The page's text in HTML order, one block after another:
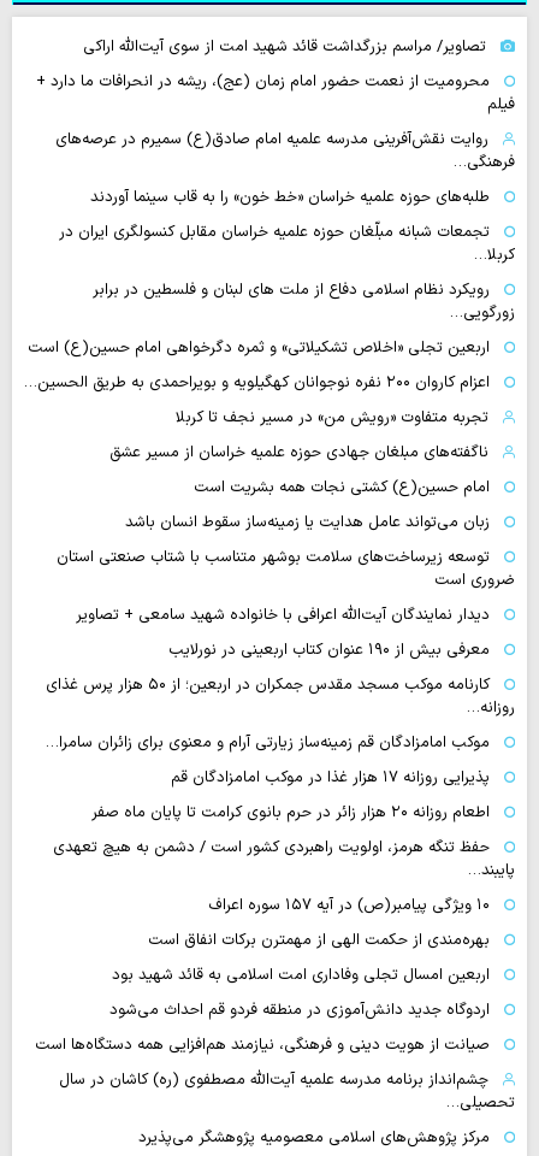
تصاویر/ مراسم بزرگداشت قائد شهید امت از سوی آیت‌الله اراکی
محرومیت از نعمت حضور امام زمان (عج)، ریشه در انحرافات ما دارد +
فیلم
روایت نقش‌آفرینی مدرسه علمیه امام صادق(ع) سمیرم در عرصه‌های
فرهنگی…
طلبه‌های حوزه علمیه خراسان «خط خون» را به قاب سینما آوردند
تجمعات شبانه مبلّغان حوزه علمیه خراسان مقابل کنسولگری ایران در
کربلا…
رویکرد نظام اسلامی دفاع از ملت های لبنان و فلسطین در برابر
زورگویی…
اربعین تجلی «اخلاص تشکیلاتی» و ثمره دگرخواهی امام حسین(ع) است
اعزام کاروان ۲۰۰ نفره نوجوانان کهگیلویه و بویراحمدی به طریق الحسین…
تجربه متفاوت «رویش من» در مسیر نجف تا کربلا
ناگفته‌های مبلغان جهادی حوزه علمیه خراسان از مسیر عشق
امام حسین(ع) کشتی نجات همه بشریت است
زبان می‌تواند عامل هدایت یا زمینه‌ساز سقوط انسان باشد
توسعه زیرساخت‌های سلامت بوشهر متناسب با شتاب صنعتی استان
ضروری است
دیدار نمایندگان آیت‌الله اعرافی با خانواده شهید سامعی + تصاویر
معرفی بیش از ۱۹۰ عنوان کتاب اربعینی در نورلایب
کارنامه موکب مسجد مقدس جمکران در اربعین؛ از ۵۰ هزار پرس غذای
روزانه…
موکب امامزادگان قم زمینه‌ساز زیارتی آرام و معنوی برای زائران سامرا…
پذیرایی روزانه ۱۷ هزار غذا در موکب امامزادگان قم
اطعام روزانه ۲۰ هزار زائر در حرم بانوی کرامت تا پایان ماه صفر
حفظ تنگه هرمز، اولویت راهبردی کشور است / دشمن به هیچ تعهدی
پایبند…
۱۰ ویژگی پیامبر(ص) در آیه ۱۵۷ سوره اعراف
بهره‌مندی از حکمت الهی از مهمترن برکات انفاق است
اربعین امسال تجلی وفاداری امت اسلامی به قائد شهید بود
اردوگاه جدید دانش‌آموزی در منطقه فردو قم احداث می‌شود
صیانت از هویت دینی و فرهنگی، نیازمند هم‌افزایی همه دستگاه‌ها است
چشم‌انداز برنامه مدرسه علمیه آیت‌الله مصطفوی (ره) کاشان در سال
تحصیلی…
مرکز پژوهش‌های اسلامی معصومیه پژوهشگر می‌پذیرد